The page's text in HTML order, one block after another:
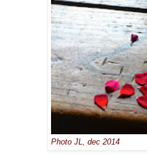
Photo JL, dec 2014